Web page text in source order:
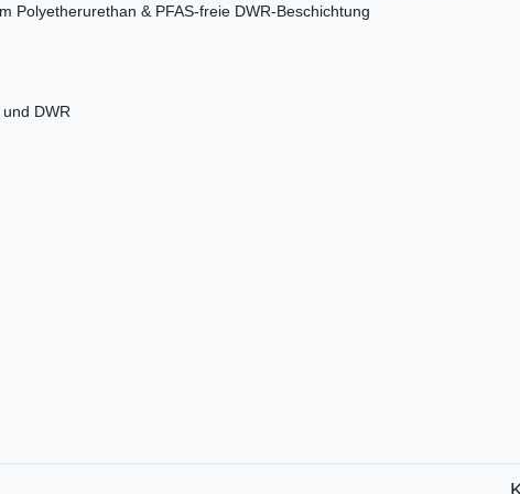
Polyetherurethan & PFAS-freie DWR-Beschichtung
DWR